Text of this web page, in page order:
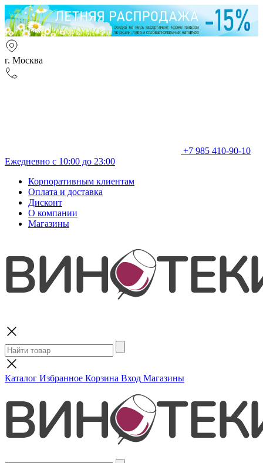
г. Москва
+7 985 410-90-10
Ежедневно с 10:00 до 23:00
Корпоративным клиентам
Оплата и доставка
Дисконт
О компании
Магазины
Каталог Избранное Корзина Вход Магазины